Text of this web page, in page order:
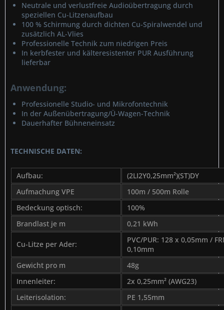
Neutrale und verlustfreie Audioübertragung durch
speziellen Cu-Litzenaufbau
100 % Schirmung durch dichten Cu-Spiralwendel und
zusätzlich AL-Vlies
Professionelle Technik zum niedrigen Preis
In kerbfester und kälteresistenter PUR Ausführung
lieferbar
Anwendung:
Professionelle Studio- und Mikrofontechnik
In der Außenübertragung/Ü-Wagen-Technik
Dauerhafter Bühneneinsatz
TECHNISCHE DATEN:
Aufbau:
(2LI2Y0,25mm²)(ST)DY
Aufmachung VPE
100m / 500m Rolle
Bedeckung optisch:
100%
Brandlast je m
0,21 kWh
Cu-Litze per Ader:
PVC/PUR: 128 x 0,05mm /
0,10mm
Gewicht pro m
48g
Innenleiter:
2x 0,25mm² (AWG23)
Leiterisolation:
PE 1,55mm